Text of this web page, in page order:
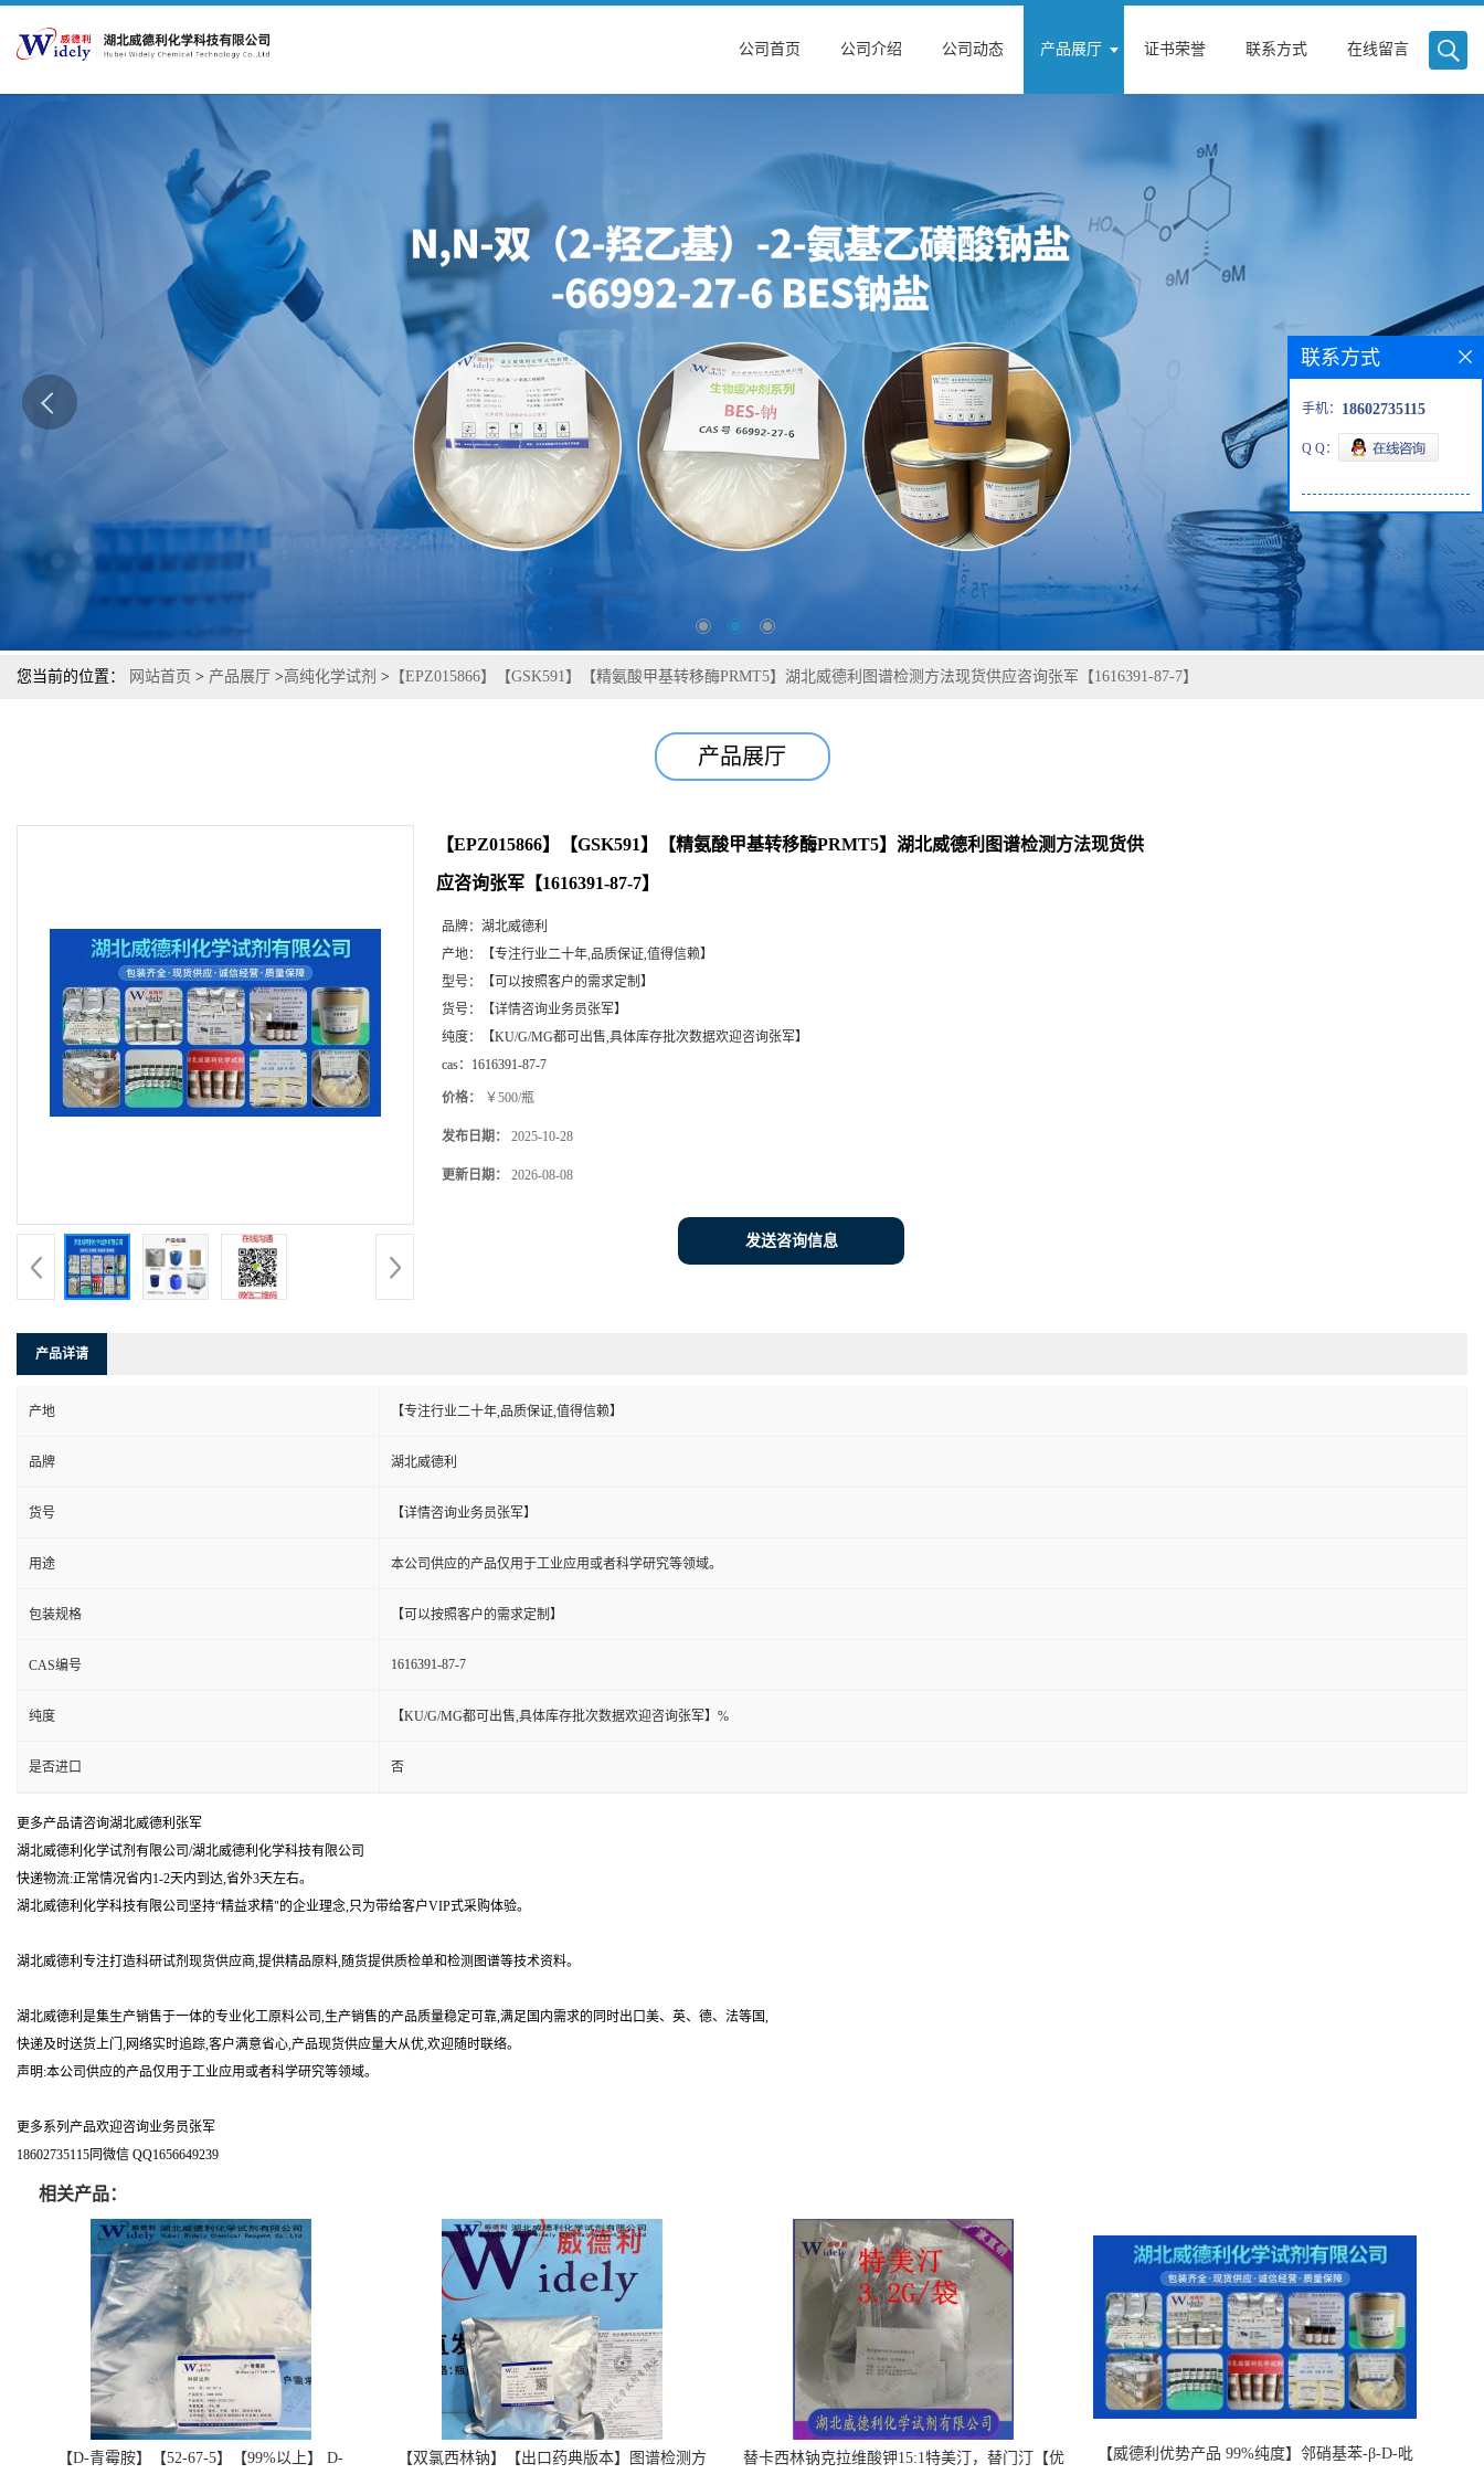
公司首页 公司介绍 公司动态 产品展厅 证书荣誉 联系方式 在线留言
您当前的位置： 网站首页 > 产品展厅 >高纯化学试剂 > 【EPZ015866】【GSK591】【精氨酸甲基转移酶PRMT5】湖北威德利图谱检测方法现货供应咨询张军【1616391-87-7】
产品展厅
【EPZ015866】【GSK591】【精氨酸甲基转移酶PRMT5】湖北威德利图谱检测方法现货供
应咨询张军【1616391-87-7】
品牌： 湖北威德利
产地：
【专注行业二十年,品质保证,值得信赖】
型号：
【可以按照客户的需求定制】
货号：
【详情咨询业务员张军】
纯度：
【KU/G/MG都可出售,具体库存批次数据欢迎咨询张军】
cas： 1616391-87-7
价格： ￥500/瓶
发布日期： 2025-10-28
更新日期： 2026-08-08
发送咨询信息
产品详请
产地 【专注行业二十年,品质保证,值得信赖】
品牌 湖北威德利
货号 【详情咨询业务员张军】
用途 本公司供应的产品仅用于工业应用或者科学研究等领域。
包装规格 【可以按照客户的需求定制】
CAS编号 1616391-87-7
纯度 【KU/G/MG都可出售,具体库存批次数据欢迎咨询张军】%
是否进口 否
更多产品请咨询湖北威德利张军
湖北威德利化学试剂有限公司/湖北威德利化学科技有限公司
快递物流:正常情况省内1-2天内到达,省外3天左右。
湖北威德利化学科技有限公司坚持“精益求精"的企业理念,只为带给客户VIP式采购体验。
湖北威德利专注打造科研试剂现货供应商,提供精品原料,随货提供质检单和检测图谱等技术资料。
湖北威德利是集生产销售于一体的专业化工原料公司,生产销售的产品质量稳定可靠,满足国内需求的同时出口美、英、德、法等国,
快递及时送货上门,网络实时追踪,客户满意省心,产品现货供应量大从优,欢迎随时联络。
声明:本公司供应的产品仅用于工业应用或者科学研究等领域。
更多系列产品欢迎咨询业务员张军
18602735115同微信 QQ1656649239
相关产品：
【D-青霉胺】【52-67-5】【99%以上】 D- 【双氯西林钠】【出口药典版本】图谱检测方 替卡西林钠克拉维酸钾15:1特美汀，替门汀【优
【威德利优势产品 99%纯度】邻硝基苯-β-D-吡
联系方式
手机： 18602735115
Q Q：